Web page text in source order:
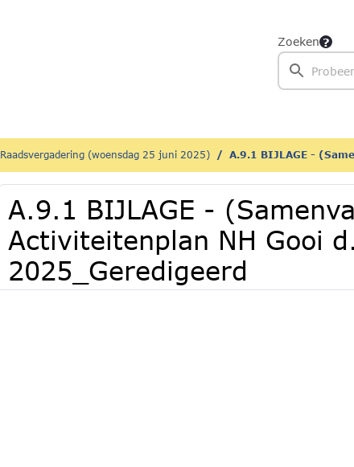
Zoeken
Raadsvergadering (woensdag 25 juni 2025) A.9.1 BIJLAGE - (Samenvatting)
A.9.1 BIJLAGE -
Activiteitenplan NH Gooi
2025_Geredigeerd